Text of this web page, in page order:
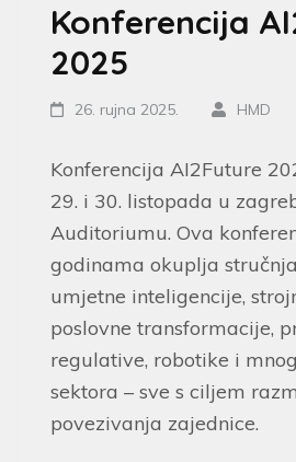
Konferencija
2025
26. rujna 2025. HMD
Konferencija AI2Future
29. i 30. listopada u
Auditoriumu. Ova
godinama okuplja
umjetne inteligencije,
poslovne transformacije,
regulative, robotike i
sektora – sve s ciljem
povezivanja zajednice.